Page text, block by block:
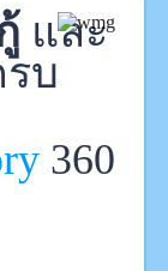
และ
บ
360